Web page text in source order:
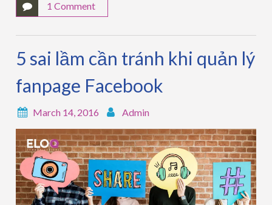
1 Comment
5 sai lầm cần tránh khi quản lý
fanpage Facebook
March 14, 2016 Admin